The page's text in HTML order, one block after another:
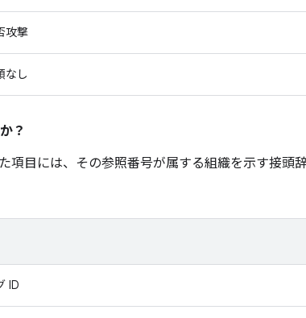
攻撃
なし
？
項目には、その参照番号が属する組織を示す接頭
ID